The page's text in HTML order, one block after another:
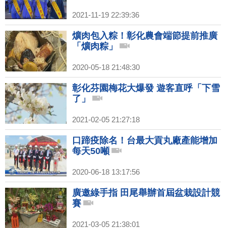
2021-11-19 22:39:36
爌肉包入粽！彰化農會端節提前推廣
「爌肉粽」
2020-05-18 21:48:30
彰化芬園梅花大爆發 遊客直呼「下雪
了」
2021-02-05 21:27:18
口蹄疫除名！台最大貢丸廠產能增加
每天50噸
2020-06-18 13:17:56
廣邀綠手指 田尾舉辦首屆盆栽設計競
賽
2021-03-05 21:38:01